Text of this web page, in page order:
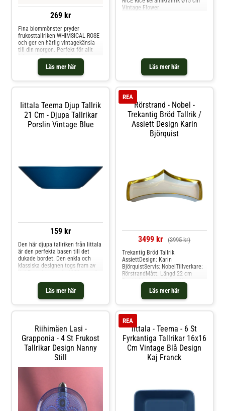
269 kr
Läs mer här
Fina blommönster pryder
frukosttallriken WHIMSICAL ROSE
och ger en härlig vintagekänsla
till din morgon. Perfekt för allt
nybakade bakverk - den gör varje
frukost lite extra speciell.
Tillverkad i Portugal
Läs mer här
Vintage Flower
Iittala Teema Djup Tallrik
21 Cm - Djupa Tallrikar
Porslin Vintage Blue
159 kr
Läs mer här
Den här djupa tallriken från Iittala
är den perfekta basen till det
dukade bordet. Den enkla och
klassiska designen togs fram av
lämpar sig för dagligt bruk då den
tål både diskmaskin, ugn,
mikrovågsugn och frys. Shoppa
Rörstrand - Nobel -
Trekantig Bröd Tallrik /
Assiett Design Karin
Björquist
REA
3499 kr (3995 kr)
Läs mer här
Trekantig Bröd Tallrik
AssiettDesign: Karin
BjörquistServis: NobelTillverkare:
RörstrandMått: Längd 22 cm
Bredd 11 cmKondition: Vintage
betyder äldre fin kvalitet eller
årgång, och används för alla våra
produkter som inte är
leverantör. Hos glasprinsen är
dessa varor just Vintage dvs alltid
äldre fin kvalitet.
Riihimäen Lasi -
Grapponia - 4 St Frukost
Tallrikar Design Nanny
Still
IIttala - Teema - 6 St
Fyrkantiga Tallrikar 16x16
Cm Vintage Blå Design
Kaj Franck
REA